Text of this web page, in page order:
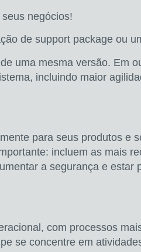
negócios!
de support package ou
uma mesma versão. Em
incluindo maior
para seus produtos e
incluem as mais
a segurança e estar
com processos
se concentre em